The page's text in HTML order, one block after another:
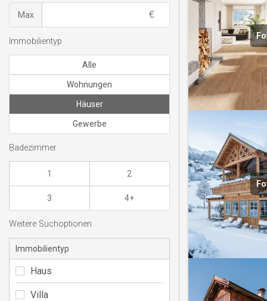
Max
Immobilientyp
Alle
Wohnungen
Häuser
Gewerbe
Badezimmer
1 2
3 4+
Weitere Suchoptionen
Immobilientyp
Haus
Villa